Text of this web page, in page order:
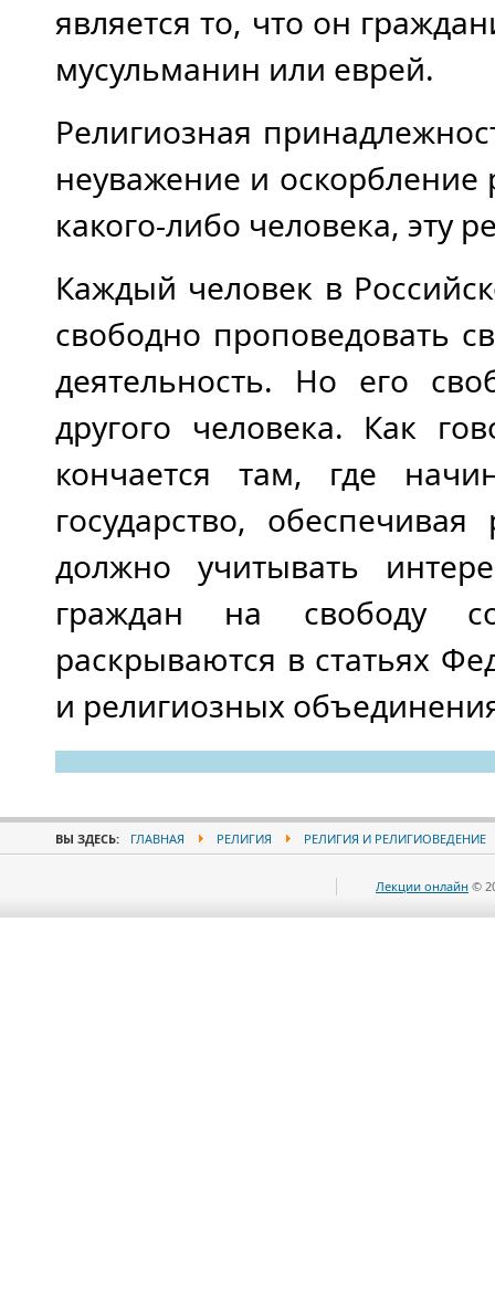
является то, что он
мусульманин или еврей.
Религиозная
неуважение и
какого-либо человека, эту
Каждый человек в
свободно проповедовать
деятельность. Но его
другого человека. Как
кончается там, где
государство,
должно учитывать
граждан на свободу
раскрываются в статьях
и религиозных
ВЫ ЗДЕСЬ: ГЛАВНАЯ РЕЛИГИЯ РЕЛИГИЯ И РЕЛИГИОВЕДЕНИЕ
Лекции онлайн ©